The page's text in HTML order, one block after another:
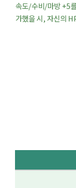
속도/수비/마방 +5
가했을 시, 자신의